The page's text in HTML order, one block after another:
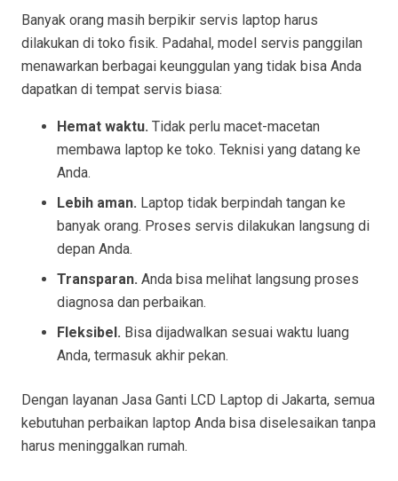
Banyak orang masih berpikir servis laptop harus
dilakukan di toko fisik. Padahal, model servis panggilan
menawarkan berbagai keunggulan yang tidak bisa Anda
dapatkan di tempat servis biasa:
Hemat waktu. Tidak perlu macet-macetan
membawa laptop ke toko. Teknisi yang datang ke
Anda.
Lebih aman. Laptop tidak berpindah tangan ke
banyak orang. Proses servis dilakukan langsung di
depan Anda.
Transparan. Anda bisa melihat langsung proses
diagnosa dan perbaikan.
Fleksibel. Bisa dijadwalkan sesuai waktu luang
Anda, termasuk akhir pekan.
Dengan layanan Jasa Ganti LCD Laptop di Jakarta, semua
kebutuhan perbaikan laptop Anda bisa diselesaikan tanpa
harus meninggalkan rumah.